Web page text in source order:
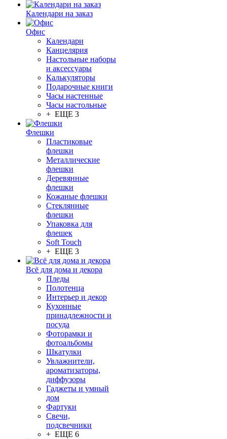
Календари на заказ
Офис
Календари
Канцелярия
Настольные наборы
и аксессуары
Калькуляторы
Подарочные книги
Часы настенные
Часы настольные
+ ЕЩЕ 3
Флешки
Пластиковые
флешки
Металлические
флешки
Деревянные
флешки
Кожаные флешки
Стеклянные
флешки
Упаковка для
флешек
Soft Touch
+ ЕЩЕ 3
Всё для дома и декора
Пледы
Полотенца
Интерьер и декор
Кухонные
принадлежности и
посуда
Фоторамки и
фотоальбомы
Шкатулки
Увлажнители,
ароматизаторы,
диффузоры
Гаджеты и умный
дом
Фартуки
Свечи,
подсвечники
+ ЕЩЕ 6